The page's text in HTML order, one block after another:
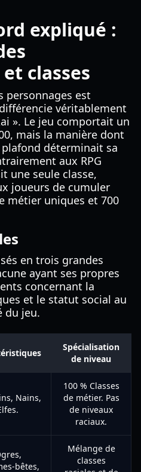
expliqué :
classes
personnages est
véritablement
». Le jeu comportait un
mais la manière dont
déterminait sa
aux RPG
une seule classe,
joueurs de cumuler
métier uniques et 700
en trois grandes
ayant ses propres
concernant la
et le statut social au
du jeu.
Spécialisation
de niveau
Nains,
100 % Classes
de métier. Pas
de niveaux
raciaux.
bêtes,
Mélange de
classes